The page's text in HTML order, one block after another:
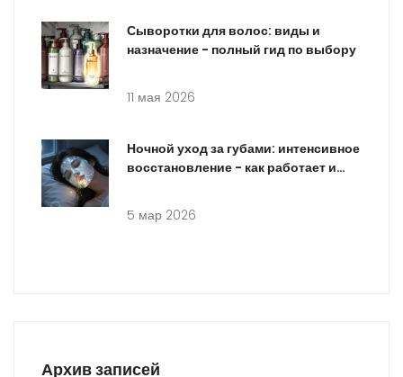
Сыворотки для волос: виды и
назначение - полный гид по выбору
11 мая 2026
Ночной уход за губами: интенсивное
восстановление - как работает и
5 мар 2026
Архив записей